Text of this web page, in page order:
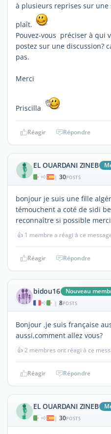
à plusieurs reprises sur une
plaît.
Pouvez-vous préciser à qui
postez sur une discussion?
pas.
Merci
Priscilla
Réagir Répondre
EL OUARDANI ZINEB
| 30POSTS
bonjour je suis une fille
témouchent a coté de sidi
reconnaître si possible merci
👍 1 membre a réagi à ce
Réagir Répondre
bidou16 Nouveau
| 8POSTS
Bonjour ,je suis française
aussi,comment allez vous?
👍2 membres ont réagi à ce
Réagir Répondre
EL OUARDANI ZINEB
| 30POSTS